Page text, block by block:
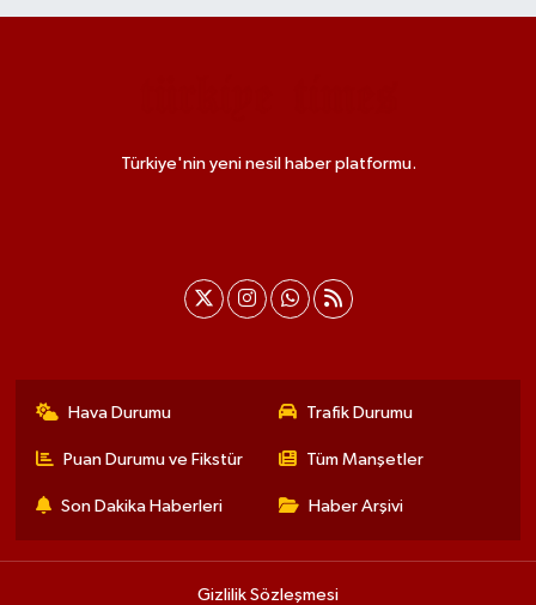
Türkiye'nin yeni nesil haber platformu.
Hava Durumu Trafik Durumu
Puan Durumu ve Fikstür Tüm Manşetler
Son Dakika Haberleri Haber Arşivi
Gizlilik Sözleşmesi